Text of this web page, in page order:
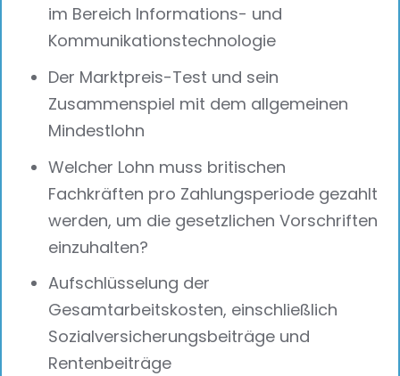
im Bereich Informations- und
Kommunikationstechnologie
Der Marktpreis-Test und sein
Zusammenspiel mit dem allgemeinen
Mindestlohn
Welcher Lohn muss britischen
Fachkräften pro Zahlungsperiode gezahlt
werden, um die gesetzlichen Vorschriften
einzuhalten?
Aufschlüsselung der
Gesamtarbeitskosten, einschließlich
Sozialversicherungsbeiträge und
Rentenbeiträge